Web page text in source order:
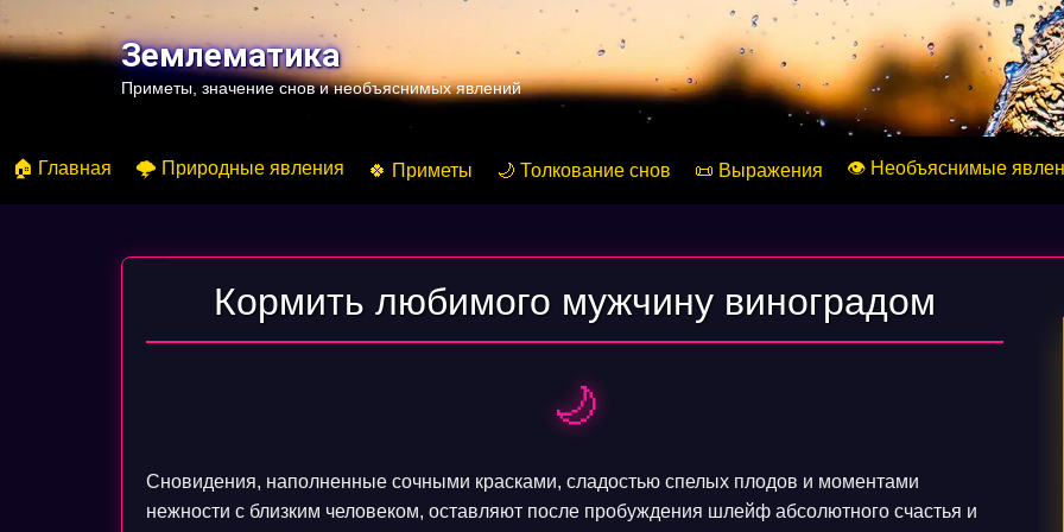
к
содержимомуЗемлематика
Приметы, значение снов и необъяснимых явлений
🏠 Главная 🌩️ Природные явления 🍀 Приметы 🌙 Толкование снов 📜 Выражения 👁️ Необъяснимые
Кормить любимого мужчину виноградом
🌙
Сновидения, наполненные сочными красками, сладостью спелых плодов и моментами
нежности с близким человеком, оставляют после пробуждения шлейф абсолютного счастья и